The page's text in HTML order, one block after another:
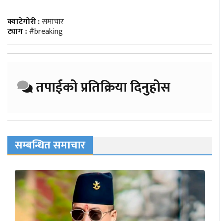
क्याटेगोरी :समाचार
ट्याग :#breaking
तपाईको प्रतिक्रिया दिनुहोस
सम्बन्धित समाचार